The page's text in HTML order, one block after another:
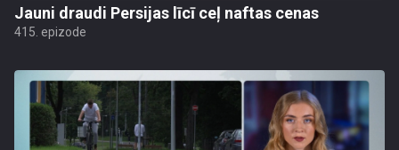
Jauni draudi Persijas līcī ceļ naftas cenas
415. epizode